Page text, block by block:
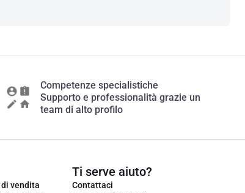
Competenze specialistiche
Supporto e professionalità grazie un
team di alto profilo
vendita
Ti serve aiuto?
Contattaci